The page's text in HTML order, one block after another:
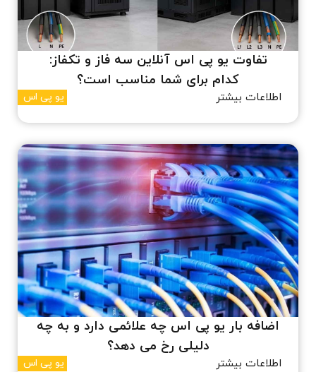
تفاوت یو پی اس آنلاین سه فاز و تکفاز:
کدام برای شما مناسب است؟
اطلاعات بیشتر یو پی اس
اضافه بار یو پی اس چه علائمی دارد و به چه
دلیلی رخ می دهد؟
اطلاعات بیشتر یو پی اس